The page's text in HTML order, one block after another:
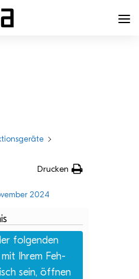
Drucken
2024
fol­gen­den
mit Ihrem Feh­
sein, öff­nen